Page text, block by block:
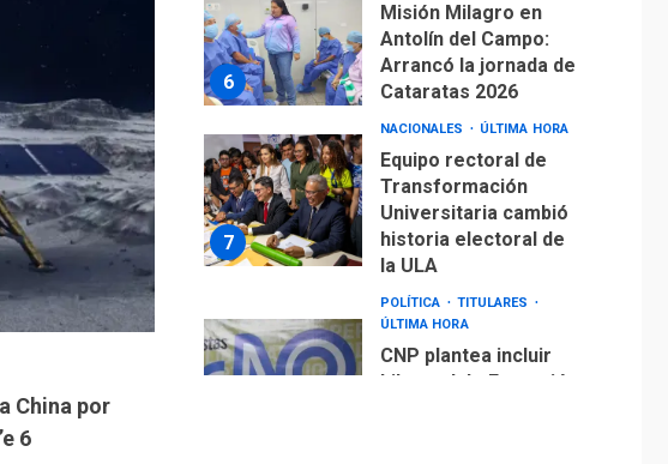
China por
6
6
Misión Milagro en
Antolín del Campo:
Arrancó la jornada de
Cataratas 2026
7
NACIONALES ÚLTIMA HORA
Equipo rectoral de
Transformación
Universitaria cambió
historia electoral de
la ULA
POLÍTICA
TITULARES
ÚLTIMA HORA
CNP plantea incluir
Libertad de Expresión